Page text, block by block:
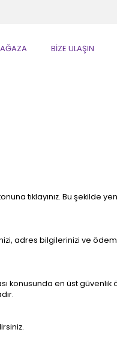
BİZE ULAŞIN
tıklayınız. Bu şekilde
adres bilgilerinizi ve
konusunda en üst güvenlik